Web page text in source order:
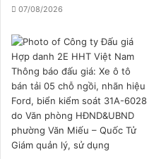
07/08/2026